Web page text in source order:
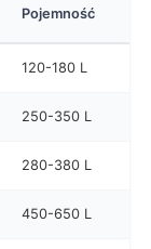
Pojemność
120-180 L
250-350 L
280-380 L
450-650 L